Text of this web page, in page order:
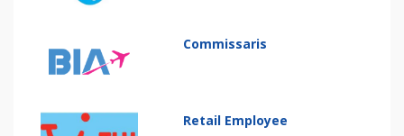
Commissaris
Retail Employee